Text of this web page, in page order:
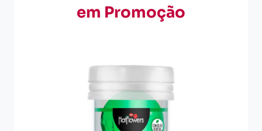
em Promoção